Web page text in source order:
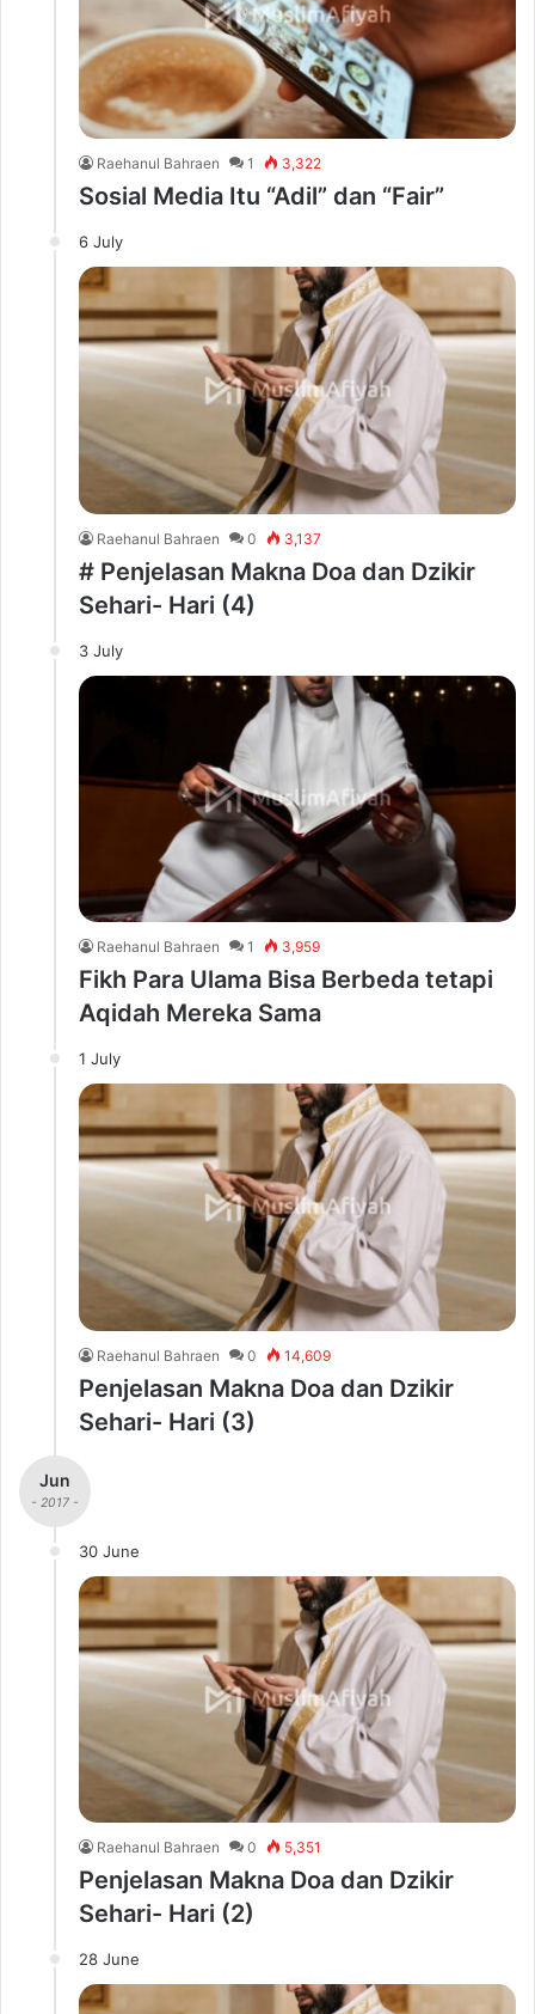
Raehanul Bahraen 1 3,322
Sosial Media Itu “Adil” dan “Fair”
6 July
Raehanul Bahraen 0 3,137
# Penjelasan Makna Doa dan Dzikir
Sehari- Hari (4)
3 July
Raehanul Bahraen 1 3,959
Fikh Para Ulama Bisa Berbeda tetapi
Aqidah Mereka Sama
1 July
Raehanul Bahraen 0 14,609
Penjelasan Makna Doa dan Dzikir
Sehari- Hari (3)
Jun
- 2017 -
30 June
Raehanul Bahraen 0 5,351
Penjelasan Makna Doa dan Dzikir
Sehari- Hari (2)
28 June